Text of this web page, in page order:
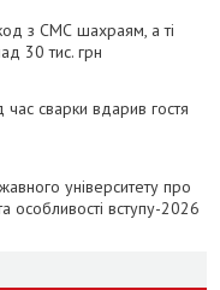
з СМС шахраям, а ті
30 тис. грн
час сварки вдарив гостя
університету про
особливості вступу-2026